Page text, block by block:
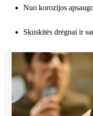
Nuo korozijos
Skuskitės drėgnai ir